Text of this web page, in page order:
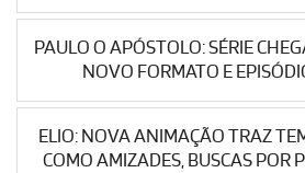
PAULO O APÓSTOLO: SÉRIE
NOVO FORMATO E
ELIO: NOVA ANIMAÇÃO TRAZ
COMO AMIZADES, BUSCAS POR